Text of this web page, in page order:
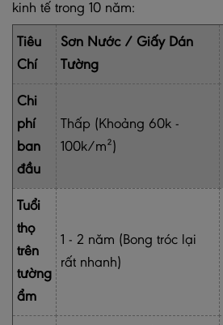
kinh tế trong 10 năm:
Tiêu
Chí
Sơn Nước / Giấy Dán
Tường
Chi
phí
ban
đầu
Thấp (Khoảng 60k -
100k/m²)
Tuổi
thọ
trên
tường
ẩm
1 - 2 năm (Bong tróc lại
rất nhanh)